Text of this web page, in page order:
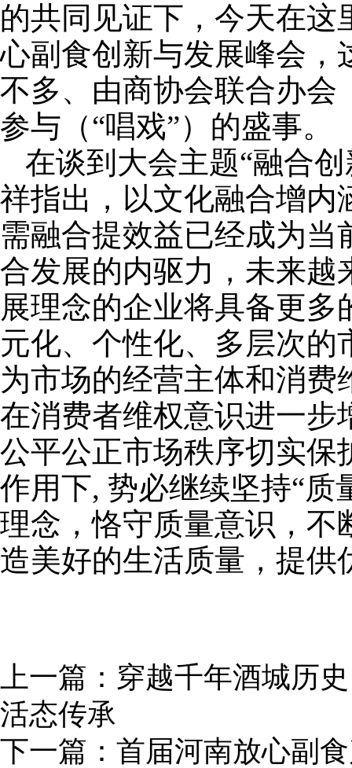
的共同见证下，今天在这
心副食创新与发展峰会，
不多、由商协会联合办会
参与（“唱戏”）的盛事。
在谈到大会主题“融合
祥指出，以文化融合增内
需融合提效益已经成为
合发展的内驱力，未来越
展理念的企业将具备更
元化、个性化、多层次
为市场的经营主体和消
在消费者维权意识进一步
公平公正市场秩序切实保
作用下, 势必继续坚持“质
理念，恪守质量意识，不
造美好的生活质量，提供
上一篇： 穿越千年酒城历
活态传承
下一篇： 首届河南放心副